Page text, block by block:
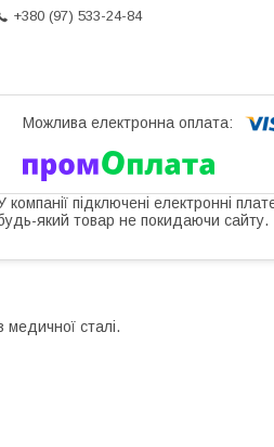
+380 (97) 533-24-84
компанії підключені електронні
який товар не покидаючи сайту.
медичної сталі.